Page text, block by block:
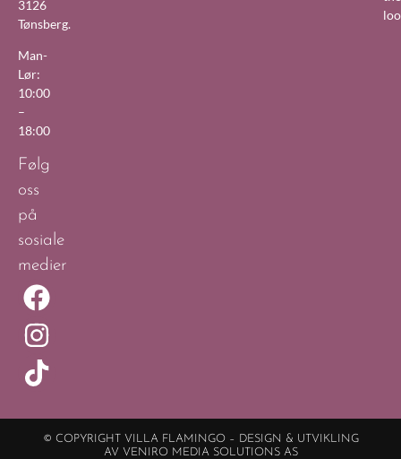
3126
Tønsberg.
Man-
Lør:
10:00
–
18:00
Følg
oss
på
sosiale
medier
© COPYRIGHT VILLA FLAMINGO – DESIGN & UTVIKLING
AV VENIRO MEDIA SOLUTIONS AS